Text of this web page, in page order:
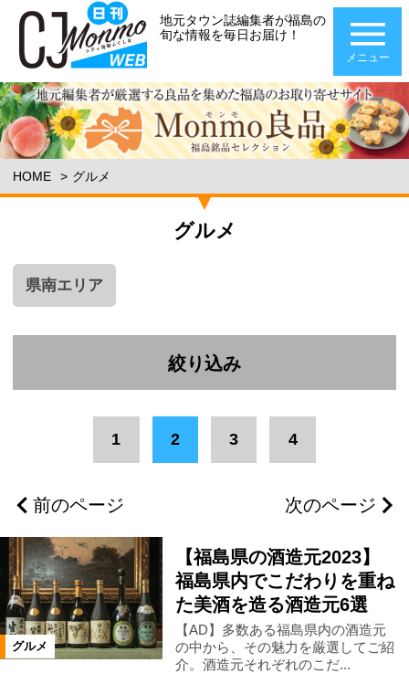
地元タウン誌編集者が福島の
旬な情報を毎日お届け！
メニュー
HOME グルメ
グルメ
県南エリア
絞り込み
二本松市 県北エリア 伊達市
会津若松市 南相馬市 いわき市
会津エリア 浜通りエリア
前のページ
1 2 3 4
次のページ
グルメ
【福島県の酒造元2023】
福島県内でこだわりを重ね
た美酒を造る酒造元6選
【AD】多数ある福島県内の酒造元
の中から、その魅力を厳選してご紹
介。酒造元それぞれのこだ...